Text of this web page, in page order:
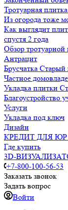
Тротуарная
Из огорода тоже
Как выглядит
спустя 2 года
Обзор
Антрацит
Брусчатка
Частное
Укладка плитки
Благоустройство
Услуги
Укладка под ключ
Дизайн
КРЕДИТ ДЛЯ
Где купить
3D-
+7-800-100-56-53
Заказать звонок
Задать вопрос
Войти